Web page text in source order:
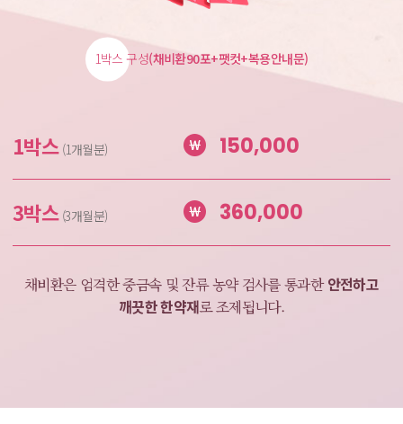
1박스 구성(채비환90포+팻컷+복용안내문)
1박스(1개월분) 150,000
3박스(3개월분) 360,000
채비환은 엄격한 중금속 및 잔류 농약 검사를통과한안전하고
깨끗한 한약재로 조제됩니다.